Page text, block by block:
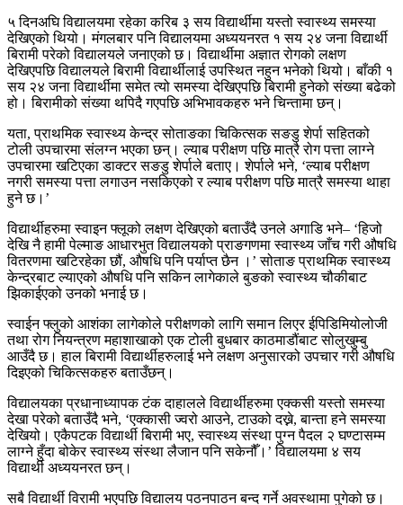
५ दिनअघि विद्यालयमा रहेका करिब ३ सय विद्यार्थीमा यस्तो स्वास्थ्य समस्या
देखिएको थियो। मंगलबार पनि विद्यालयमा अध्ययनरत १ सय २४ जना विद्यार्थी
बिरामी परेको विद्यालयले जनाएको छ। विद्यार्थीमा अज्ञात रोगको लक्षण
देखिएपछि विद्यालयले बिरामी विद्यार्थीलाई उपस्थित नहुन भनेको थियो। बाँकी १
सय २४ जना विद्यार्थीमा समेत त्यो समस्या देखिएपछि बिरामी हुनेको संख्या बढेको
हो। बिरामीको संख्या थपिदै गएपछि अभिभावकहरु भने चिन्तामा छन्।
यता, प्राथमिक स्वास्थ्य केन्द्र सोताङका चिकित्सक सङडु शेर्पा सहितको
टोली उपचारमा संलग्न भएका छन्। ल्याब परीक्षण पछि मात्रै रोग पत्ता लाग्ने
उपचारमा खटिएका डाक्टर सङडु शेर्पाले बताए। शेर्पाले भने, ‘ल्याब परीक्षण
नगरी समस्या पत्ता लगाउन नसकिएको र ल्याब परीक्षण पछि मात्रै समस्या थाहा
हुने छ।’
विद्यार्थीहरुमा स्वाइन फ्लूको लक्षण देखिएको बताउँदै उनले अगाडि भने– ‘हिजो
देखि नै हामी पेल्माङ आधारभुत विद्यालयको प्राङगणमा स्वास्थ्य जाँच गरी औषधि
वितरणमा खटिरहेका छौं, औषधि पनि पर्याप्त छैन ।’ सोताङ प्राथमिक स्वास्थ्य
केन्द्रबाट ल्याएको औषधि पनि सकिन लागेकाले बुङको स्वास्थ्य चौकीबाट
झिकाईएको उनको भनाई छ।
स्वाईन फ्लुको आशंका लागेकोले परीक्षणको लागि समान लिएर ईपिडिमियोलोजी
तथा रोग नियन्त्रण महाशाखाको एक टोली बुधबार काठमाडौंबाट सोलुखुम्बु
आउँदै छ। हाल बिरामी विद्यार्थीहरुलाई भने लक्षण अनुसारको उपचार गरी औषधि
दिइएको चिकित्सकहरु बताउँछन्।
विद्यालयका प्रधानाध्यापक टंक दाहालले विद्यार्थीहरुमा एक्कसी यस्तो समस्या
देखा परेको बताउँदै भने, ‘एक्कासी ज्वरो आउने, टाउको दख्ने, बान्ता हने समस्या
देखियो। एकैपटक विद्यार्थी बिरामी भए, स्वास्थ्य संस्था पुग्न पैदल २ घण्टासम्म
लाग्ने हुँदा बोकेर स्वास्थ्य संस्था लैजान पनि सकेनौँ।’ विद्यालयमा ४ सय
विद्यार्थी अध्ययनरत छन्।
सबै विद्यार्थी विरामी भएपछि विद्यालय पठनपाठन बन्द गर्ने अवस्थामा पुगेको छ।